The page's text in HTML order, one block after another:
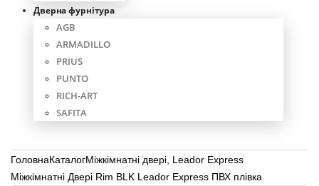
Дверна фурнітура
AGB
ARMADILLO
PRIUS
PUNTO
RICH-ART
SAFITA
ГоловнаКаталогМіжкімнатні двері Leador Express
Міжкімнатні Двері Rim BLK Leador Express ПВХ плівка